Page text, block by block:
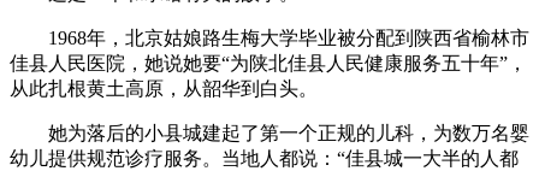
1968年，北京姑娘路生梅大学毕业被分配到陕西省榆林市
佳县人民医院，她说她要“为陕北佳县人民健康服务五十年”，
从此扎根黄土高原，从韶华到白头。
她为落后的小县城建起了第一个正规的儿科，为数万名婴
幼儿提供规范诊疗服务。当地人都说：“佳县城一大半的人都